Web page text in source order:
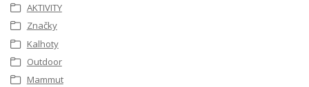
AKTIVITY
Značky
Kalhoty
Outdoor
Mammut